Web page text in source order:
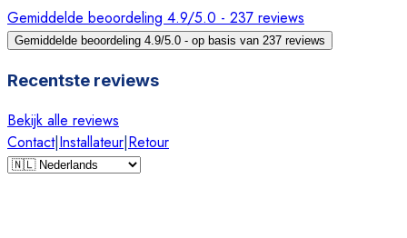
Gemiddelde beoordeling 4.9/5.0 - 237 reviews
Gemiddelde beoordeling 4.9/5.0 - op basis van 237 reviews
Recentste reviews
Bekijk alle reviews
Contact|Installateur|Retour